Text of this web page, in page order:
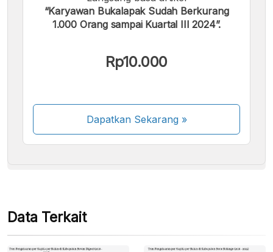
“Karyawan Bukalapak Sudah Berkurang
1.000 Orang sampai Kuartal III 2024”.
Rp10.000
Dapatkan Sekarang»
Beberapa metode pembayaran masih dalam
Data Terkait